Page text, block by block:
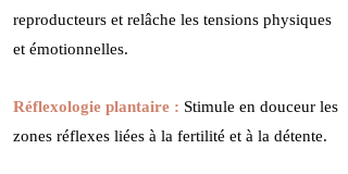
reproducteurs et relâche les tensions physiques
et émotionnelles.
Réflexologie plantaire : Stimule en douceur les
zones réflexes liées à la fertilité et à la détente.